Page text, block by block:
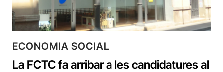
ECONOMIA SOCIAL
La FCTC fa arribar a les candidatures al